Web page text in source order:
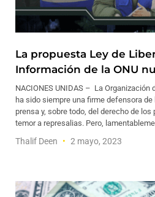
La propuesta Ley de
Información de la ONU
NACIONES UNIDAS – La Organización
ha sido siempre una firme defensora
prensa y, sobre todo, del derecho de
temor a represalias. Pero,
Thalif Deen 2 mayo, 2023